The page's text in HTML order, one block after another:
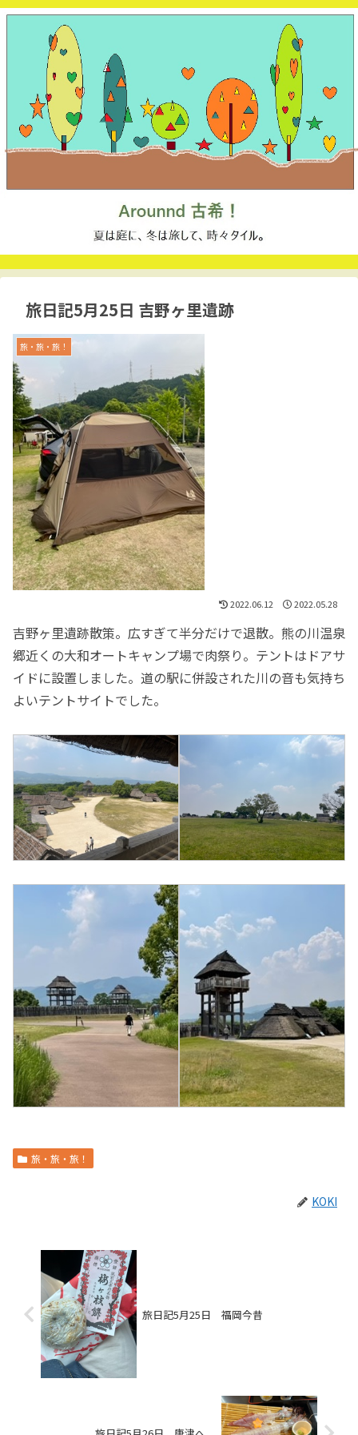
旅日記5月25日 吉野ヶ里遺跡
旅・旅・旅！
2022.06.12 2022.05.28
吉野ヶ里遺跡散策。広すぎて半分だけで退散。熊の川温泉
郷近くの大和オートキャンプ場で肉祭り。テントはドアサ
イドに設置しました。道の駅に併設された川の音も気持ち
よいテントサイトでした。
旅・旅・旅！
KOKI
旅日記5月25日 福岡今昔